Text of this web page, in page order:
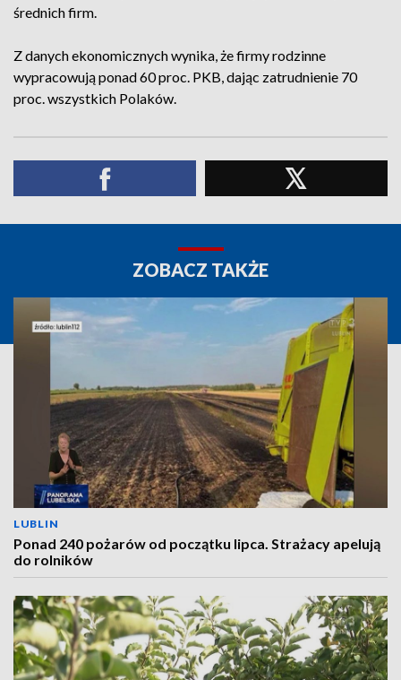
średnich firm.
Z danych ekonomicznych wynika, że firmy rodzinne
wypracowują ponad 60 proc. PKB, dając zatrudnienie 70
proc. wszystkich Polaków.
ZOBACZ TAKŻE
LUBLIN
Ponad 240 pożarów od początku lipca. Strażacy apelują
do rolników